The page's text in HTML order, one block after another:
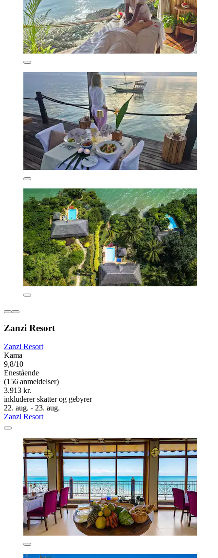
Zanzi Resort
Zanzi Resort
Kama
9,8/10
Enestående
(156 anmeldelser)
3.913 kr.
inkluderer skatter og gebyrer
22. aug. - 23. aug.
Zanzi Resort